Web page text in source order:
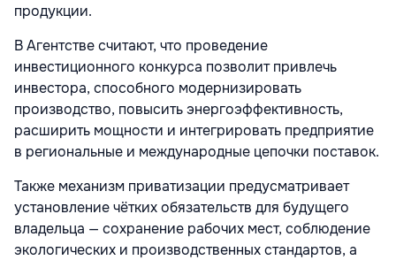
продукции.
В Агентстве считают, что проведение
инвестиционного конкурса позволит привлечь
инвестора, способного модернизировать
производство, повысить энергоэффективность,
расширить мощности и интегрировать предприятие
в региональные и международные цепочки поставок.
Также механизм приватизации предусматривает
установление чётких обязательств для будущего
владельца — сохранение рабочих мест, соблюдение
экологических и производственных стандартов, а